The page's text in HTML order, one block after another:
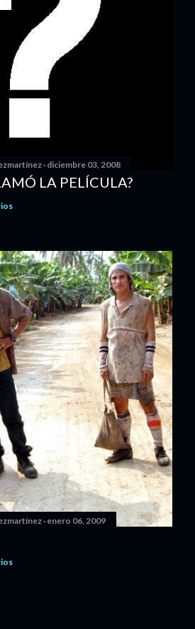
diciembre 03, 2008
LA PELÍCULA?
enero 06, 2009